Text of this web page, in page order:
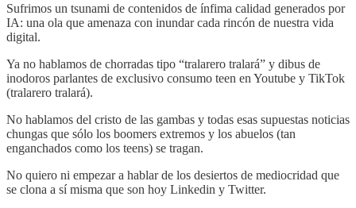
Sufrimos un tsunami de contenidos de ínfima calidad generados por
IA: una ola que amenaza con inundar cada rincón de nuestra vida
digital.
Ya no hablamos de chorradas tipo “tralarero tralará” y dibus de
inodoros parlantes de exclusivo consumo teen en Youtube y TikTok
(tralarero tralará).
No hablamos del cristo de las gambas y todas esas supuestas noticias
chungas que sólo los boomers extremos y los abuelos (tan
enganchados como los teens) se tragan.
No quiero ni empezar a hablar de los desiertos de mediocridad que
se clona a sí misma que son hoy Linkedin y Twitter.